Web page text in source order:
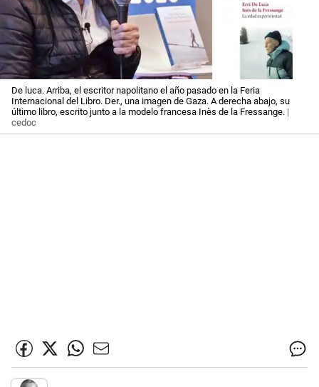
De luca. Arriba, el escritor napolitano el año pasado en la Feria
Internacional del Libro. Der., una imagen de Gaza. A derecha abajo, su
último libro, escrito junto a la modelo francesa Inès de la Fressange. |
cedoc